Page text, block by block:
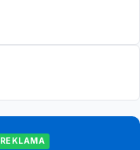
REKLAMA